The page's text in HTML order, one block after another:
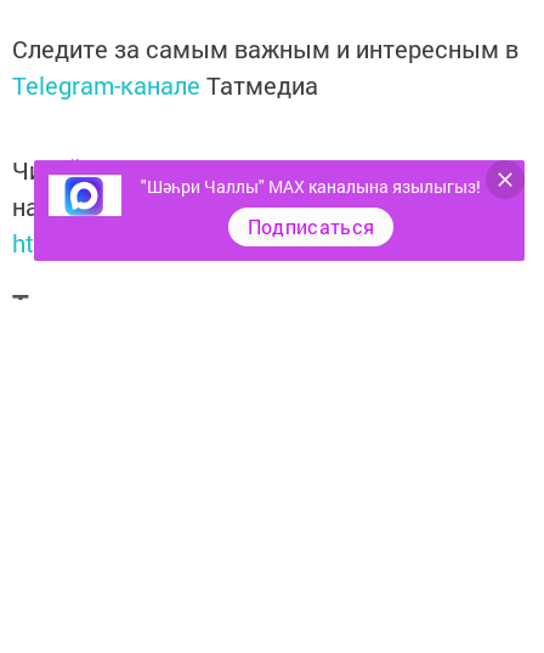
Следите за самым важным и интересным в
Telegram-канале Татмедиа
Читайте новости Татарстана в
национальном мессенджере MАХ:
https://max.ru/tatmedia
Тагы да кызыклырак яңалыклар,
"Шәһри Чаллы" MAX каналына язылыгыз!
Подписаться